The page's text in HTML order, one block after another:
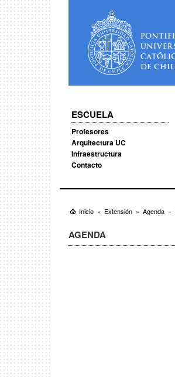
ESCUELA
Profesores
Arquitectura UC
Infraestructura
Contacto
Inicio Extensión Agenda
AGENDA